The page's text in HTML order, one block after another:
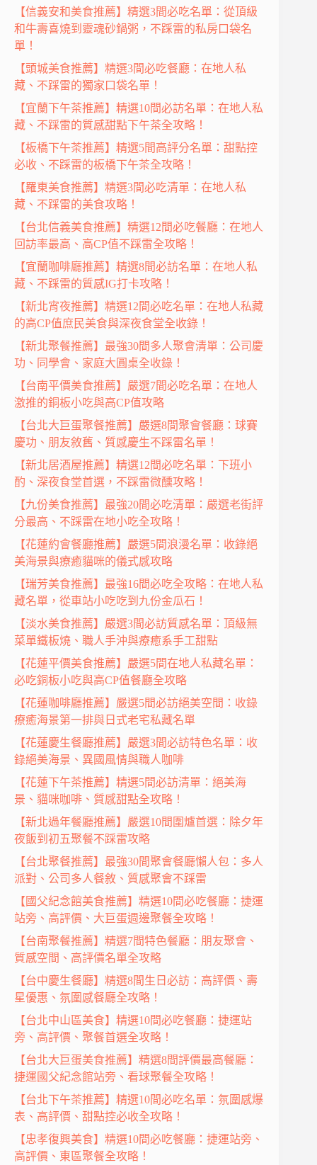
【信義安和美食推薦】精選3間必吃名單：從頂級
和牛壽喜燒到靈魂砂鍋粥，不踩雷的私房口袋名
單！
【頭城美食推薦】精選3間必吃餐廳：在地人私
藏、不踩雷的獨家口袋名單！
【宜蘭下午茶推薦】精選10間必訪名單：在地人私
藏、不踩雷的質感甜點下午茶全攻略！
【板橋下午茶推薦】精選5間高評分名單：甜點控
必收、不踩雷的板橋下午茶全攻略！
【羅東美食推薦】精選3間必吃清單：在地人私
藏、不踩雷的美食攻略！
【台北信義美食推薦】精選12間必吃餐廳：在地人
回訪率最高、高CP值不踩雷全攻略！
【宜蘭咖啡廳推薦】精選8間必訪名單：在地人私
藏、不踩雷的質感IG打卡攻略！
【新北宵夜推薦】精選12間必吃名單：在地人私藏
的高CP值庶民美食與深夜食堂全收錄！
【新北聚餐推薦】最強30間多人聚會清單：公司慶
功、同學會、家庭大圓桌全收錄！
【台南平價美食推薦】嚴選7間必吃名單：在地人
激推的銅板小吃與高CP值攻略
【台北大巨蛋聚餐推薦】嚴選8間聚會餐廳：球賽
慶功、朋友敘舊、質感慶生不踩雷名單！
【新北居酒屋推薦】精選12間必吃名單：下班小
酌、深夜食堂首選，不踩雷微醺攻略！
【九份美食推薦】最強20間必吃清單：嚴選老街評
分最高、不踩雷在地小吃全攻略！
【花蓮約會餐廳推薦】嚴選5間浪漫名單：收錄絕
美海景與療癒貓咪的儀式感攻略
【瑞芳美食推薦】最強16間必吃全攻略：在地人私
藏名單，從車站小吃吃到九份金瓜石！
【淡水美食推薦】嚴選3間必訪質感名單：頂級無
菜單鐵板燒、職人手沖與療癒系手工甜點
【花蓮平價美食推薦】嚴選5間在地人私藏名單：
必吃銅板小吃與高CP值餐廳全攻略
【花蓮咖啡廳推薦】嚴選5間必訪絕美空間：收錄
療癒海景第一排與日式老宅私藏名單
【花蓮慶生餐廳推薦】嚴選3間必訪特色名單：收
錄絕美海景、異國風情與職人咖啡
【花蓮下午茶推薦】精選5間必訪清單：絕美海
景、貓咪咖啡、質感甜點全攻略！
【新北過年餐廳推薦】嚴選10間圍爐首選：除夕年
夜飯到初五聚餐不踩雷攻略
【台北聚餐推薦】最強30間聚會餐廳懶人包：多人
派對、公司多人餐敘、質感聚會不踩雷
【國父紀念館美食推薦】精選10間必吃餐廳：捷運
站旁、高評價、大巨蛋週邊聚餐全攻略！
【台南聚餐推薦】精選7間特色餐廳：朋友聚會、
質感空間、高評價名單全攻略
【台中慶生餐廳】精選8間生日必訪：高評價、壽
星優惠、氛圍感餐廳全攻略！
【台北中山區美食】精選10間必吃餐廳：捷運站
旁、高評價、聚餐首選全攻略！
【台北大巨蛋美食推薦】精選8間評價最高餐廳：
捷運國父紀念館站旁、看球聚餐全攻略！
【台北下午茶推薦】精選10間必吃名單：氛圍感爆
表、高評價、甜點控必收全攻略！
【忠孝復興美食】精選10間必吃餐廳：捷運站旁、
高評價、東區聚餐全攻略！